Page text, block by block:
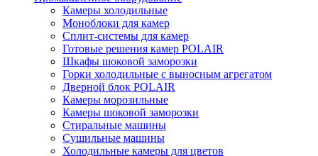
Камеры холодильные
Моноблоки для камер
Сплит-системы для камер
Готовые решения камер POLAIR
Шкафы шоковой заморозки
Горки холодильные с выносным агрегатом
Дверной блок POLAIR
Камеры морозильные
Камеры шоковой заморозки
Стиральные машины
Сушильные машины
Холодильные камеры для цветов